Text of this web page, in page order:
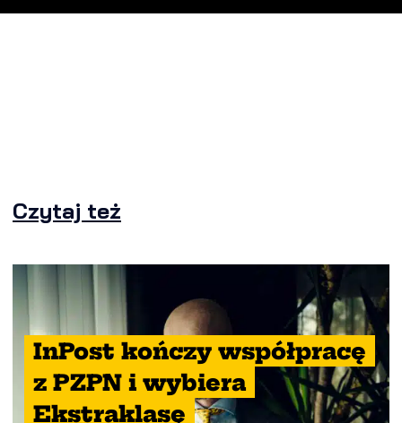
Czytaj też
InPost kończy współpracę
z PZPN i wybiera
Ekstraklasę